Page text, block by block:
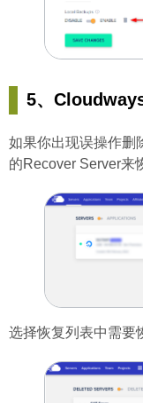
5、
如果你出现误操作删
的Recover Server来
选择恢复列表中需要